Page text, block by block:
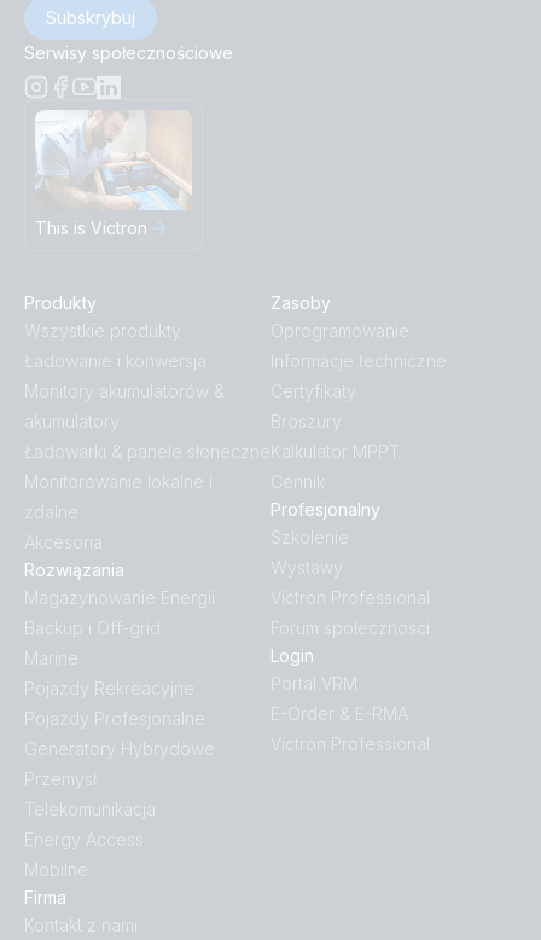
Subskrybuj
Serwisy społecznościowe
This is Victron
Produkty
Wszystkie produkty
Ładowanie i konwersja
Monitory akumulatorów &
akumulatory
Ładowarki & panele słoneczne
Monitorowanie lokalne i
zdalne
Akcesoria
Rozwiązania
Magazynowanie Energii
Backup i Off-grid
Marine
Pojazdy Rekreacyjne
Pojazdy Profesjonalne
Generatory Hybrydowe
Przemysł
Telekomunikacja
Energy Access
Mobilne
Firma
Kontakt z nami
Zasoby
Oprogramowanie
Informacje techniczne
Certyfikaty
Broszury
Kalkulator MPPT
Cennik
Profesjonalny
Szkolenie
Wystawy
Victron Professional
Forum społeczności
Login
Portal VRM
E-Order & E-RMA
Victron Professional